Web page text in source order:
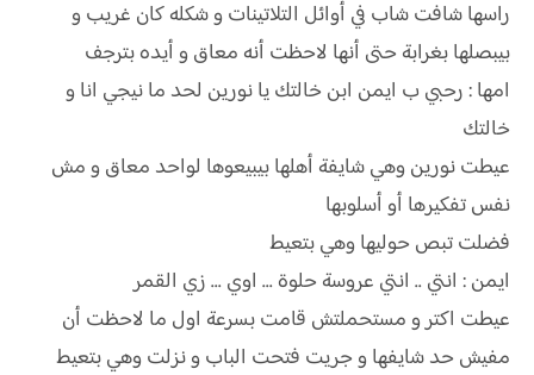
راسها شافت شاب في أوائل التلاتينات و شكله كان غريب و
بيبصلها بغرابة حتى أنها لاحظت أنه معاق و أيده بترجف
امها : رحبي ب ايمن ابن خالتك يا نورين لحد ما نيجي انا و
خالتك
عيطت نورين وهي شايفة أهلها بيبيعوها لواحد معاق و مش
نفس تفكيرها أو أسلوبها
فضلت تبص حوليها وهي بتعيط
ايمن : انتي .. انتي عروسة حلوة ... اوي ... زي القمر
عيطت اكتر و مستحملتش قامت بسرعة اول ما لاحظت أن
مفيش حد شايفها و جريت فتحت الباب و نزلت وهي بتعيط